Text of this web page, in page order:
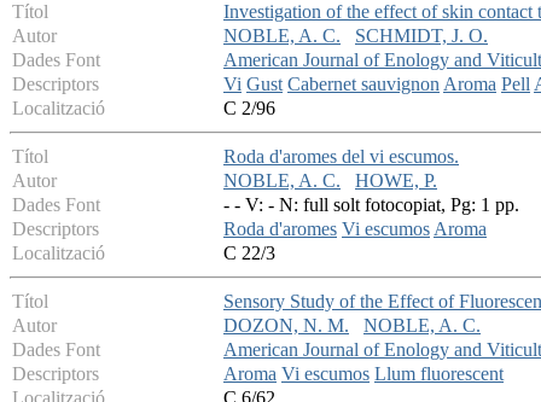
Títol
Investigation of the effect of skin
Autor
NOBLE, A. C.
SCHMIDT, J. O.
Dades Font
American Journal of Enology and
Descriptors
Vi Gust Cabernet sauvignonAroma Pell
Localització
C 2/96
Títol
Roda d'aromes del vi escumos.
Autor
NOBLE, A. C.
HOWE, P.
Dades Font
- - V: - N: full solt fotocopiat, Pg: 1 pp.
Descriptors
Roda d'aromes Vi escumosAroma
Localització
C 22/3
Títol
Sensory Study of the Effect of
Autor
DOZON, N. M.
NOBLE, A. C.
Dades Font
American Journal of Enology and
Descriptors
Aroma Vi escumos Llum fluorescent